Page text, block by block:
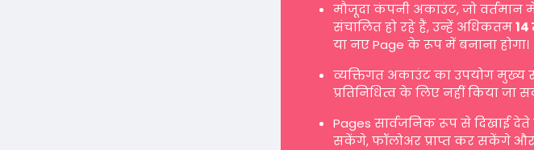
मौजूदा कंपनी अकाउंट, जो वर्तमान
संचालित हो रहे हैं, उन्हें अधिकतम14
या नए Page के रूप में बनाना होगा।
व्यक्तिगत अकाउंट का उपयोग मुख्य
प्रतिनिधित्व के लिए नहीं किया जा
Pages सार्वजनिक रूप से दिखाई
सकेंगे, फॉलोअर प्राप्त कर सकेंगे